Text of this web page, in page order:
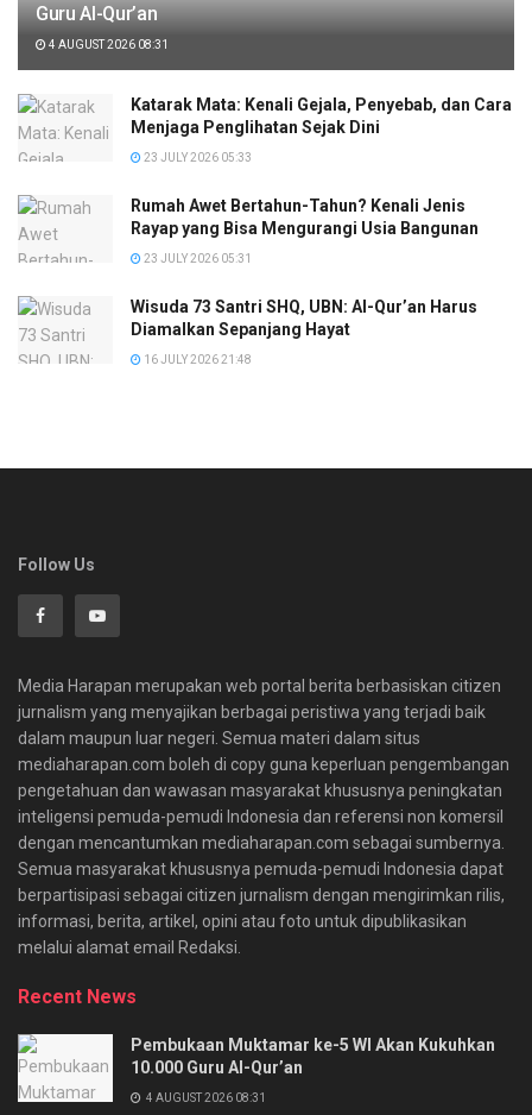
Guru Al-Qur’an
4 AUGUST 2026 08:31
Katarak Mata: Kenali Gejala, Penyebab, dan Cara
Menjaga Penglihatan Sejak Dini
23 JULY 2026 05:33
Rumah Awet Bertahun-Tahun? Kenali Jenis
Rayap yang Bisa Mengurangi Usia Bangunan
23 JULY 2026 05:31
Wisuda 73 Santri SHQ, UBN: Al-Qur’an Harus
Diamalkan Sepanjang Hayat
16 JULY 2026 21:48
Follow Us
Media Harapan merupakan web portal berita berbasiskan citizen
jurnalism yang menyajikan berbagai peristiwa yang terjadi baik
dalam maupun luar negeri. Semua materi dalam situs
mediaharapan.com boleh di copy guna keperluan pengembangan
pengetahuan dan wawasan masyarakat khususnya peningkatan
inteligensi pemuda-pemudi Indonesia dan referensi non komersil
dengan mencantumkan mediaharapan.com sebagai sumbernya.
Semua masyarakat khususnya pemuda-pemudi Indonesia dapat
berpartisipasi sebagai citizen jurnalism dengan mengirimkan rilis,
informasi, berita, artikel, opini atau foto untuk dipublikasikan
melalui alamat email Redaksi.
Recent News
Pembukaan Muktamar ke-5 WI Akan Kukuhkan
10.000 Guru Al-Qur’an
4 AUGUST 2026 08:31